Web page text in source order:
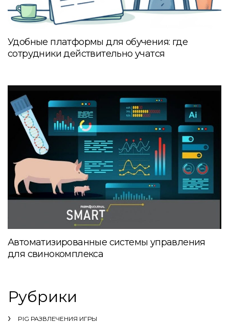
Удобные платформы для обучения: где
сотрудники действительно учатся
Автоматизированные системы управления
для свинокомплекса
Рубрики
PIG РАЗВЛЕЧЕНИЯ ИГРЫ